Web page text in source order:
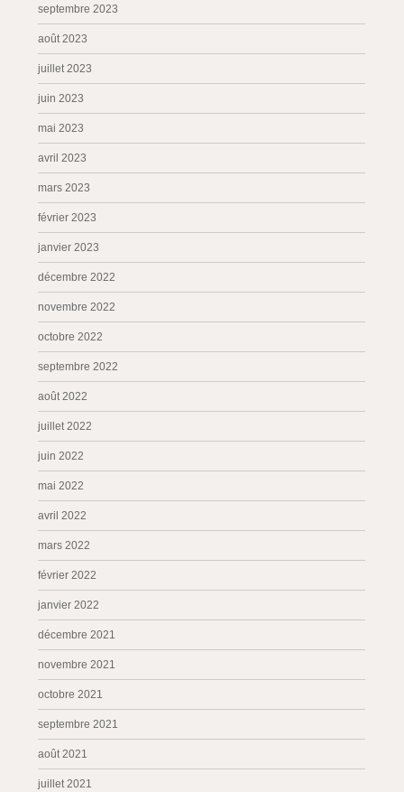
septembre 2023
août 2023
juillet 2023
juin 2023
mai 2023
avril 2023
mars 2023
février 2023
janvier 2023
décembre 2022
novembre 2022
octobre 2022
septembre 2022
août 2022
juillet 2022
juin 2022
mai 2022
avril 2022
mars 2022
février 2022
janvier 2022
décembre 2021
novembre 2021
octobre 2021
septembre 2021
août 2021
juillet 2021